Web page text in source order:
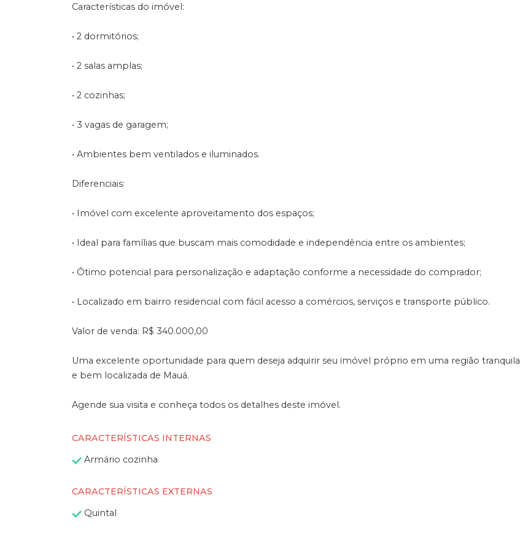
Características do imóvel:
• 2 dormitórios;
• 2 salas amplas;
• 2 cozinhas;
• 3 vagas de garagem;
• Ambientes bem ventilados e iluminados.
Diferenciais:
• Imóvel com excelente aproveitamento dos espaços;
• Ideal para famílias que buscam mais comodidade e independência entre os ambientes;
• Ótimo potencial para personalização e adaptação conforme a necessidade do comprador;
• Localizado em bairro residencial com fácil acesso a comércios, serviços e transporte público.
Valor de venda: R$ 340.000,00
Uma excelente oportunidade para quem deseja adquirir seu imóvel próprio em uma região tranquila
e bem localizada de Mauá.
Agende sua visita e conheça todos os detalhes deste imóvel.
CARACTERÍSTICAS INTERNAS
Armário cozinha
CARACTERÍSTICAS EXTERNAS
Quintal